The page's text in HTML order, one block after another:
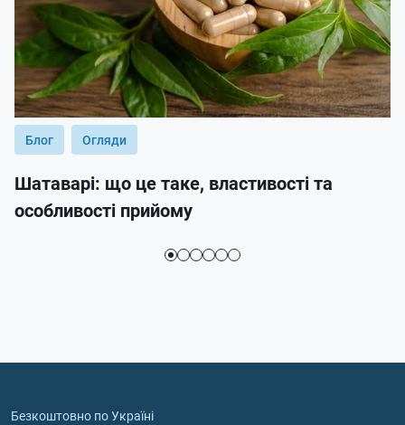
Блог Огляди
Шатаварі: що це таке, властивості та
особливості прийому
Безкоштовно по Україні